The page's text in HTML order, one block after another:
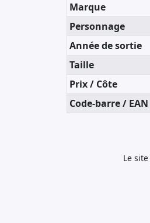
Marque
Personnage
Année de sortie
Taille
Prix / Côte
Code-barre / EAN
Le